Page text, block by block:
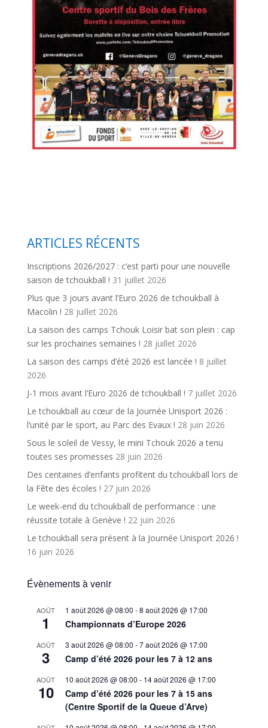
ARTICLES RÉCENTS
Inscriptions 2026/2027 : c’est parti pour une nouvelle
saison de tchoukball ! 31 juillet 2026
Plus que 3 jours avant l’Euro 2026 de tchoukball à
Macolin ! 28 juillet 2026
La saison des camps Tchouk Loisir bat son plein : cap
sur les prochaines semaines ! 28 juillet 2026
La saison des camps d’été 2026 est lancée ! 8 juillet
2026
J-1 mois avant l’Euro 2026 de tchoukball ! 7 juillet 2026
Le tchoukball au cœur de la Journée Unisport 2026 :
l’unité par le sport, au Parc des Evaux ! 28 juin 2026
Sous le soleil de Vessy, le mini Tchouk 2026 a tenu
toutes ses promesses 28 juin 2026
Des centaines d’enfants profitent du tchoukball lors de
la Fête des écoles ! 27 juin 2026
Le week-end du tchoukball de performance : une
réussite totale à Genève ! 22 juin 2026
Le tchoukball sera présent à la Journée Unisport 2026 !
16 juin 2026
Évènements à venir
AOÛT
1
1 août 2026 @ 08:00 -8 août 2026 @ 17:00
Championnats d’Europe 2026
AOÛT
3
3 août 2026 @ 08:00 -7 août 2026 @ 17:00
Camp d’été 2026 pour les 7 à 12 ans
AOÛT
10
10 août 2026 @ 08:00 - 14 août 2026 @ 17:00
Camp d’été 2026 pour les 7 à 15 ans
(Centre Sportif de la Queue d’Arve)